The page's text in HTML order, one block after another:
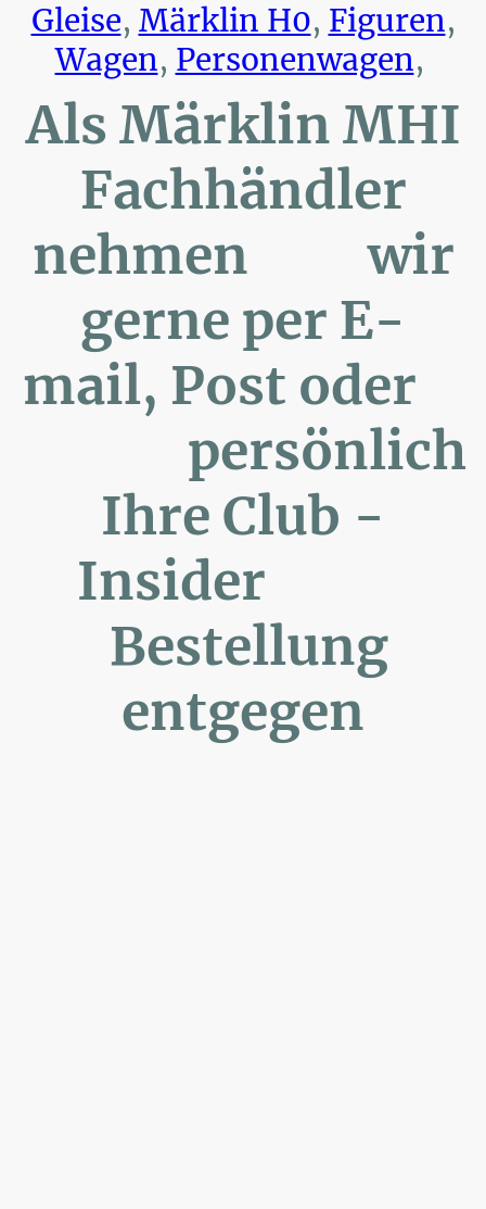
Gleise, Märklin H0, Figuren,
Wagen, Personenwagen,
Als Märklin MHI
Fachhändler
nehmen wir
gerne per E-
mail, Post oder
persönlich
Ihre Club -
Insider
Bestellung
entgegen